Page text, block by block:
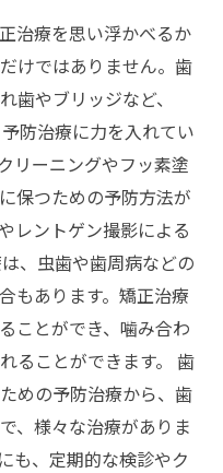
治療を思い浮かべるか
けではありません。歯
歯やブリッジなど、
防治療に力を入れてい
リーニングやフッ素塗
保つための予防方法が
レントゲン撮影による
、虫歯や歯周病などの
もあります。矯正治療
ことができ、噛み合わ
ることができます。 歯
めの予防治療から、歯
、様々な治療がありま
も、定期的な検診やク